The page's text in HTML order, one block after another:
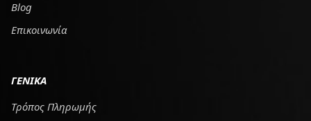
Blog
Επικοινωνία
ΓΕΝΙΚΑ
Τρόπος Πληρωμής